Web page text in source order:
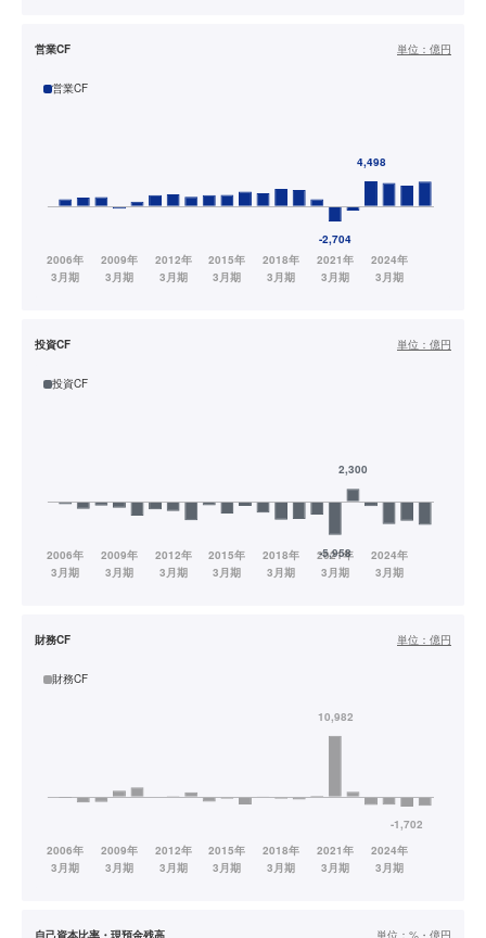
営業CF 単位： 億円
営業CF
投資CF 単位： 億円
投資CF
財務CF 単位： 億円
財務CF
自己資本比率・現預金残高 単位： %・億円